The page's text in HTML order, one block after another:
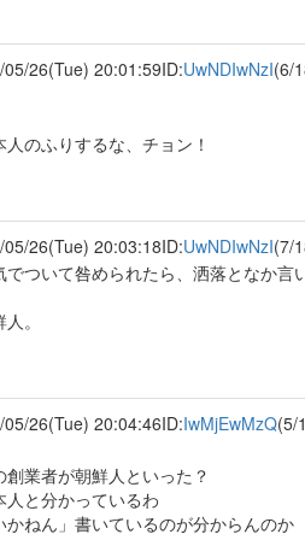
26(Tue) 20:01:59ID:UwNDIwNzI(6/
のふりするな、チョン！
26(Tue) 20:03:18ID:UwNDIwNzI(7/
ついて咎められたら、洒落となか言
。
26(Tue) 20:04:46ID:IwMjEwMzQ(5/
業者が朝鮮人といった？
と分かっているわ
かねん」書いているのが分からんのか